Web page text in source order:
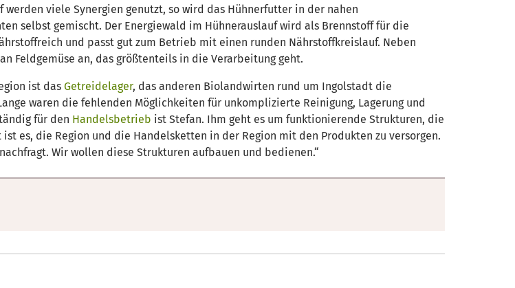
viele Synergien genutzt, so wird das Hühnerfutter in der nahen
selbst gemischt. Der Energiewald im Hühnerauslauf wird als Brennstoff für die
und passt gut zum Betrieb mit einen runden Nährstoffkreislauf. Neben
Feldgemüse an, das größtenteils in die Verarbeitung geht.
ist das Getreidelager, das anderen Biolandwirten rund um Ingolstadt die
waren die fehlenden Möglichkeiten für unkomplizierte Reinigung, Lagerung und
für den Handelsbetrieb ist Stefan. Ihm geht es um funktionierende Strukturen, die
es, die Region und die Handelsketten in der Region mit den Produkten zu versorgen.
Wir wollen diese Strukturen aufbauen und bedienen.“